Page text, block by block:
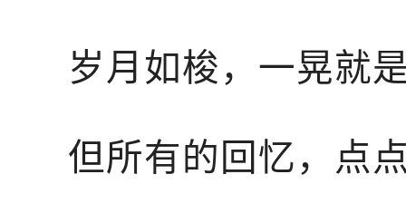
岁月如梭，一晃就
但所有的回忆，点